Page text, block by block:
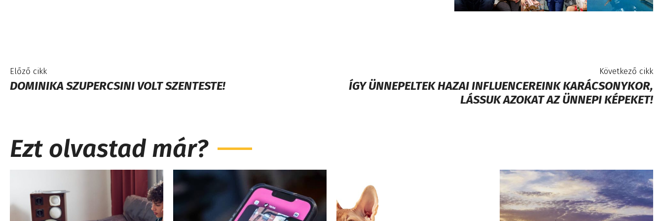
Előző cikk
DOMINIKA SZUPERCSINI VOLT SZENTESTE!
Következő cikk
ÍGY ÜNNEPELTEK HAZAI INFLUENCEREINK KARÁCSONYKOR,
LÁSSUK AZOKAT AZ ÜNNEPI KÉPEKET!
Ezt olvastad már?